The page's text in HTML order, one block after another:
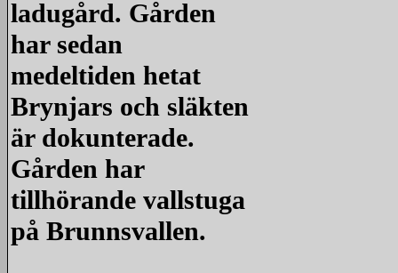
ladugård. Gården
har sedan
medeltiden hetat
Brynjars och släkten
är dokunterade.
Gården har
tillhörande vallstuga
på Brunnsvallen.